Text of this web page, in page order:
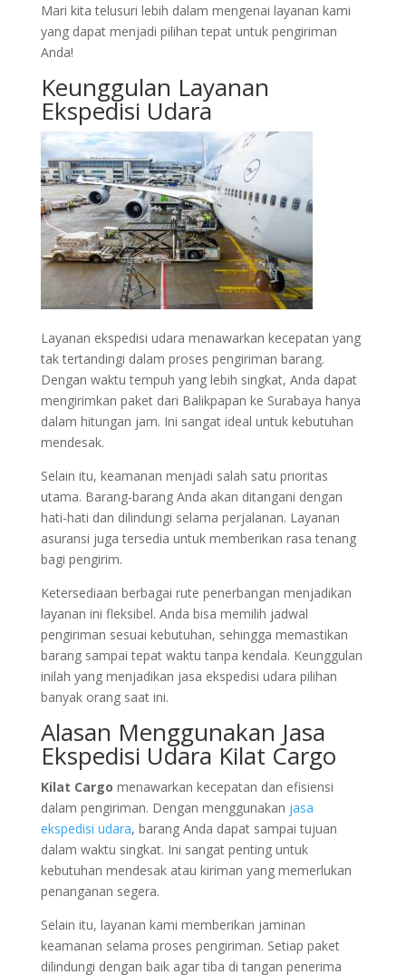
Mari kita telusuri lebih dalam mengenai layanan kami
yang dapat menjadi pilihan tepat untuk pengiriman
Anda!
Keunggulan Layanan
Ekspedisi Udara
Layanan ekspedisi udara menawarkan kecepatan yang
tak tertandingi dalam proses pengiriman barang.
Dengan waktu tempuh yang lebih singkat, Anda dapat
mengirimkan paket dari Balikpapan ke Surabaya hanya
dalam hitungan jam. Ini sangat ideal untuk kebutuhan
mendesak.
Selain itu, keamanan menjadi salah satu prioritas
utama. Barang-barang Anda akan ditangani dengan
hati-hati dan dilindungi selama perjalanan. Layanan
asuransi juga tersedia untuk memberikan rasa tenang
bagi pengirim.
Ketersediaan berbagai rute penerbangan menjadikan
layanan ini fleksibel. Anda bisa memilih jadwal
pengiriman sesuai kebutuhan, sehingga memastikan
barang sampai tepat waktu tanpa kendala. Keunggulan
inilah yang menjadikan jasa ekspedisi udara pilihan
banyak orang saat ini.
Alasan Menggunakan Jasa
Ekspedisi Udara Kilat Cargo
Kilat Cargo menawarkan kecepatan dan efisiensi
dalam pengiriman. Dengan menggunakan jasa
ekspedisi udara, barang Anda dapat sampai tujuan
dalam waktu singkat. Ini sangat penting untuk
kebutuhan mendesak atau kiriman yang memerlukan
penanganan segera.
Selain itu, layanan kami memberikan jaminan
keamanan selama proses pengiriman. Setiap paket
dilindungi dengan baik agar tiba di tangan penerima